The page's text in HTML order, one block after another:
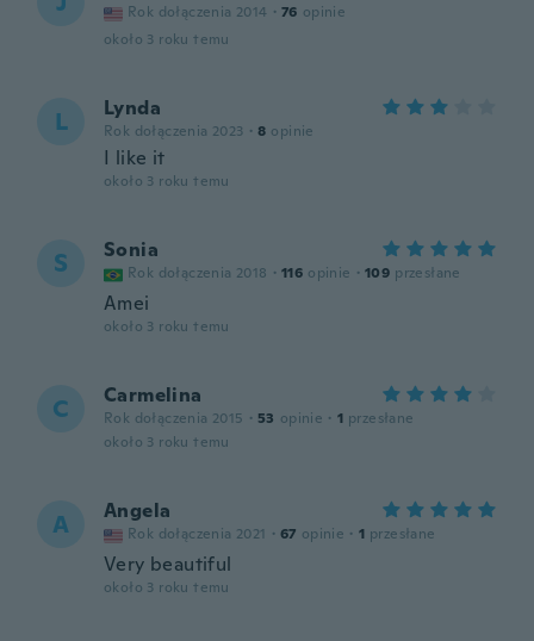
Rok dołączenia 2014 · 76 opinie
około 3 roku temu
L Lynda
Rok dołączenia 2023 · 8 opinie
I like it
około 3 roku temu
S Sonia
Rok dołączenia 2018 · 116 opinie · 109 przesłane
Amei
około 3 roku temu
C Carmelina
Rok dołączenia 2015 · 53 opinie · 1 przesłane
około 3 roku temu
A Angela
Rok dołączenia 2021 · 67 opinie · 1 przesłane
Very beautiful
około 3 roku temu